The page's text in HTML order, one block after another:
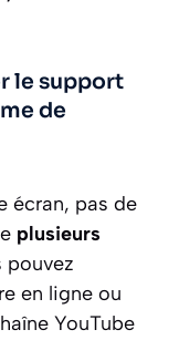
le support
de
écran, pas de
plusieurs
pouvez
en ligne ou
YouTube